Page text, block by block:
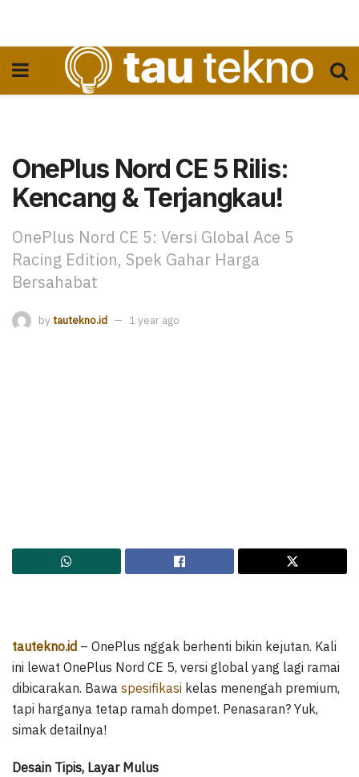
OnePlus Nord CE 5 Rilis:
Kencang & Terjangkau!
OnePlus Nord CE 5: Versi Global Ace 5
Racing Edition, Spek Gahar Harga
Bersahabat
by tautekno.id 1 year ago
tautekno.id – OnePlus nggak berhenti bikin kejutan. Kali
ini lewat OnePlus Nord CE 5, versi global yang lagi ramai
dibicarakan. Bawa spesifikasi kelas menengah premium,
tapi harganya tetap ramah dompet. Penasaran? Yuk,
simak detailnya!
Desain Tipis, Layar Mulus